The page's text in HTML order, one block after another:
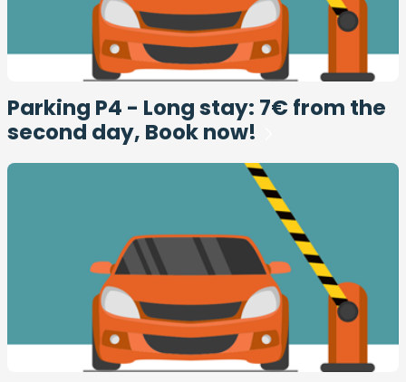
Parking P4 - Long stay: 7€ from the
second day, Book now!